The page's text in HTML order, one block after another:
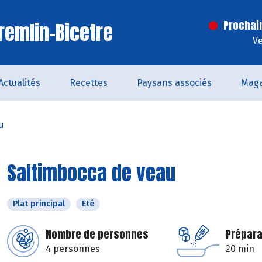
Bicetre
Recettes Paysans associés
Saltimbocca de veau
Plat principal Eté
Nombre de personnes
4 personnes 20 min